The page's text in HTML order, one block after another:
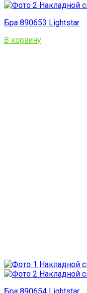
Бра 890653 Lightstar
В корзину